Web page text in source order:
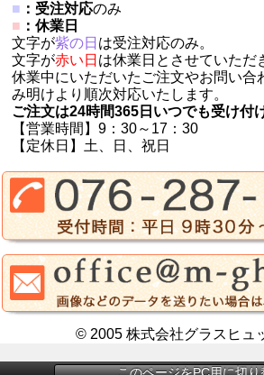
■ ：受注対応のみ
■ ：休業日
文字が紫の日 は受注対応のみ。
文字が赤い日 は休業日とさせていただ
休業中にいただいたご注文やお問い合
み明けより順次対応いたします。
ご注文は24時間365日いつでも受け付
【営業時間】9：30～17：30
【定休日】土、日、祝日
© 2005 株式会社グラスヒュ
このページをPC用に切り